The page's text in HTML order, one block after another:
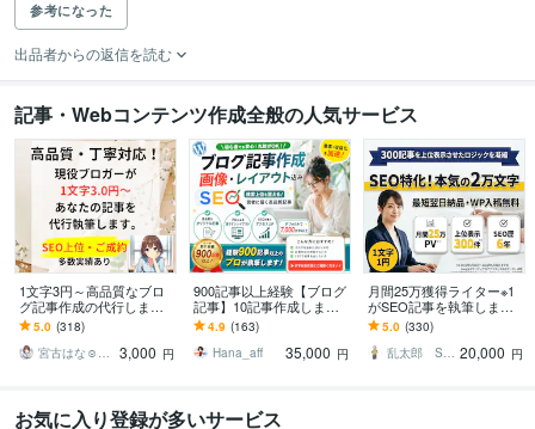
参考になった
出品者からの返信を読む
記事・Webコンテンツ作成全般の人気サービス
1文字3円～高品質なブロ
グ記事作成の代行します
現役ブロガーがあなたの
「書いてほしい」記事を
作成
5.0 (318)
宮古はな☺︎ブロガーでライター
3,000 円
900記事以上経験【ブログ
記事】10記事作成します
7000文字・ワードプレス
入稿可！キーワード選
定・画像全込み
4.9 (163)
Hana_aff
35,000 円
月間25万獲得ライター※1
がSEO記事を執筆します
1文字1円の低価格！WP入
稿無料！記事数・文字数
自由！
5.0 (330)
乱太郎 SEOライター 20,000 円
お気に入り登録が多いサービス